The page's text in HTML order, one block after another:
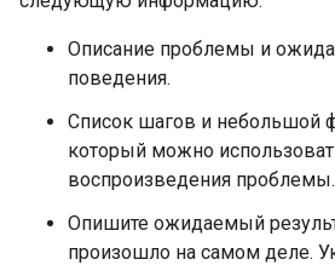
Описание проблемы и
поведения.
Список шагов и небольшой
который можно
воспроизведения проблемы.
Опишите ожидаемый
произошло на самом деле.